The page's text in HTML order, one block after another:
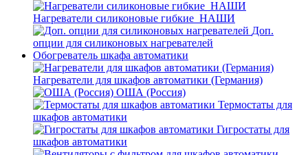
Нагреватели силиконовые гибкие_НАШИ
Доп.
опции для силиконовых нагревателей
Обогреватель шкафа автоматики
Нагреватели для шкафов автоматики (Германия)
ОША (Россия)
Термостаты для
шкафов автоматики
Гигростаты для
шкафов автоматики